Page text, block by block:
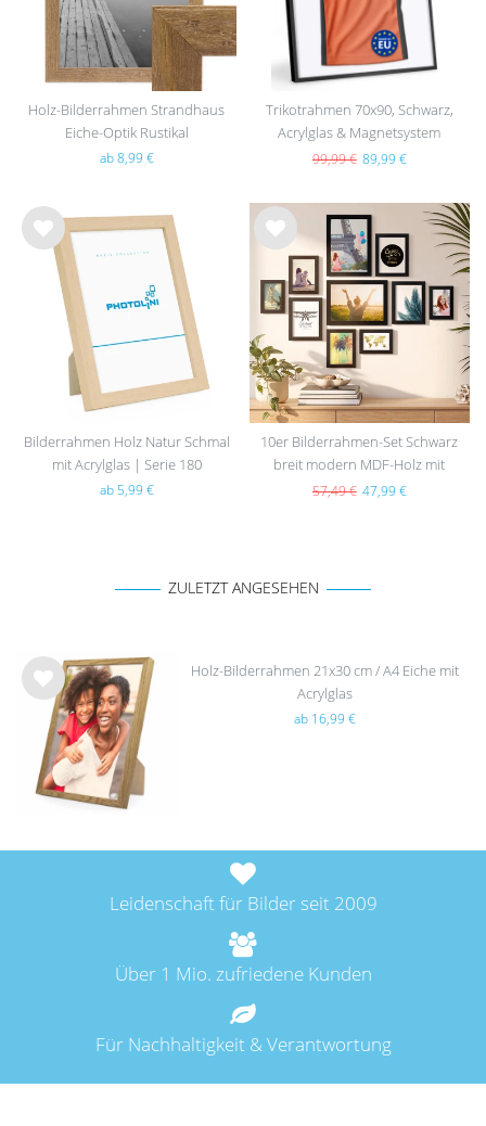
Holz-Bilderrahmen Strandhaus
Eiche-Optik Rustikal
ab 8,99 €
Trikotrahmen 70x90, Schwarz,
Acrylglas & Magnetsystem
99,99 € 89,99 €
Wu
Bilderrahmen Holz Natur Schmal
mit Acrylglas | Serie 180
ab 5,99 €
Wu
hlist
e
10er Bilderrahmen-Set Schwarz
breit modern MDF-Holz mit
Acrylglas
57,49 € 47,99 €
ZULETZT ANGESEHEN
Wu
nsc
hlist
e
Holz-Bilderrahmen 21x30 cm / A4 Eiche mit
Acrylglas
ab 16,99 €
Leidenschaft für Bilder seit 2009
Über 1 Mio. zufriedene Kunden
Für Nachhaltigkeit & Verantwortung